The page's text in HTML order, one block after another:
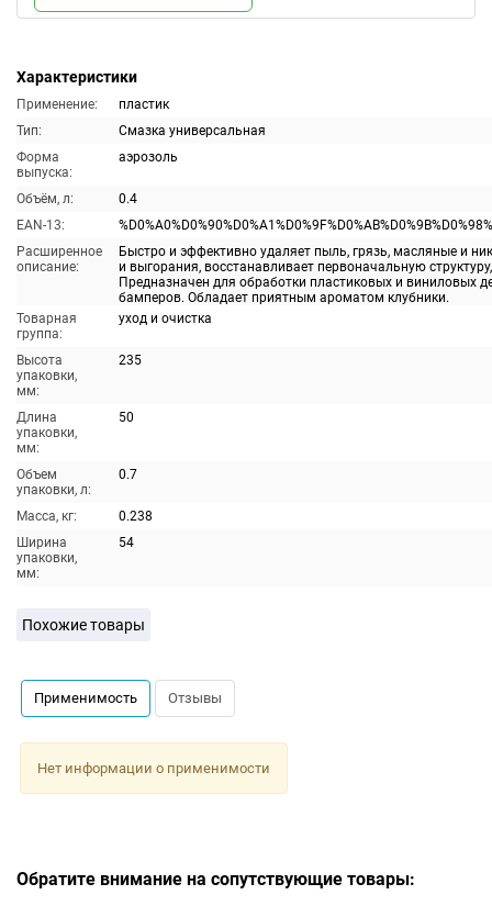
Характеристики
Применение:
пластик
Тип:
Смазка универсальная
Форма
выпуска:
аэрозоль
Объём, л:
0.4
EAN-13:
Расширенное
описание:
Быстро и эффективно удаляет пыль, грязь, масляные и
и выгорания, восстанавливает первоначальную
Предназначен для обработки пластиковых и виниловых
бамперов. Обладает приятным ароматом клубники.
Товарная
группа:
уход и очистка
Высота
упаковки,
мм:
235
Длина
упаковки,
мм:
50
Объем
упаковки, л:
0.7
Масса, кг:
0.238
Ширина
упаковки,
мм:
54
Похожие товары
Применимость Отзывы
Нет информации о применимости
Обратите внимание на сопутствующие товары: